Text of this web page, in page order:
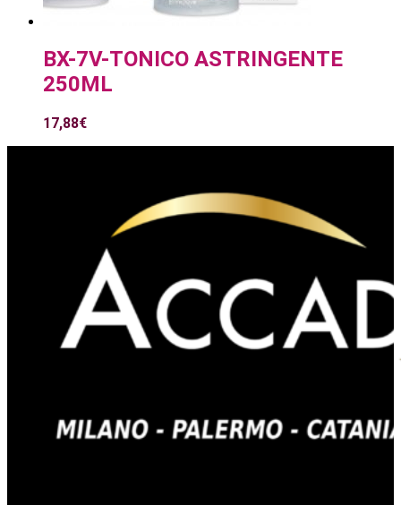
BX-7V-TONICO ASTRINGENTE
250ML
17,88€